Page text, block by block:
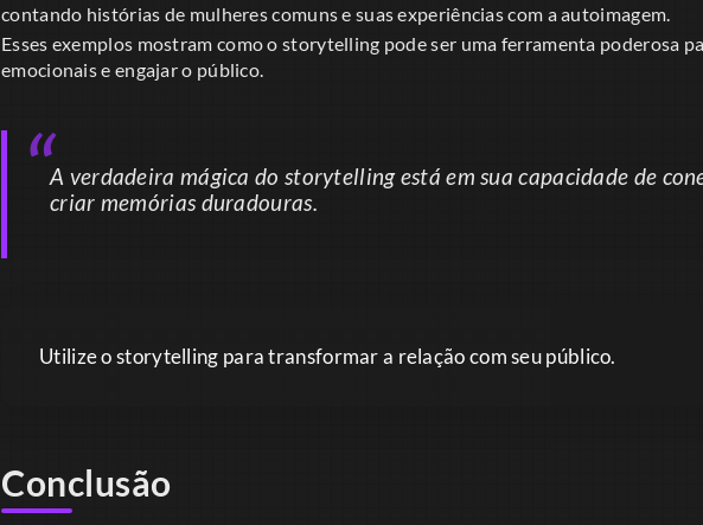
contando histórias de mulheres comuns e suas experiências com a autoimagem.
Esses exemplos mostram como o storytelling pode ser uma ferramenta poderosa
emocionais e engajar o público.
A verdadeira mágica do storytelling está em sua capacidade de
criar memórias duradouras.
Utilize o storytelling para transformar a relação com seu público.
Conclusão